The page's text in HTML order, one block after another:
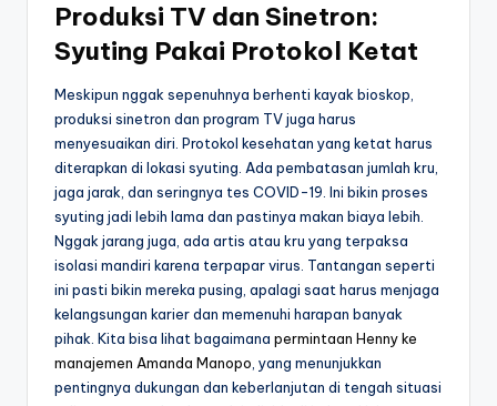
Produksi TV dan Sinetron:
Syuting Pakai Protokol Ketat
Meskipun nggak sepenuhnya berhenti kayak bioskop,
produksi sinetron dan program TV juga harus
menyesuaikan diri. Protokol kesehatan yang ketat harus
diterapkan di lokasi syuting. Ada pembatasan jumlah kru,
jaga jarak, dan seringnya tes COVID-19. Ini bikin proses
syuting jadi lebih lama dan pastinya makan biaya lebih.
Nggak jarang juga, ada artis atau kru yang terpaksa
isolasi mandiri karena terpapar virus. Tantangan seperti
ini pasti bikin mereka pusing, apalagi saat harus menjaga
kelangsungan karier dan memenuhi harapan banyak
pihak. Kita bisa lihat bagaimana permintaan Henny ke
manajemen Amanda Manopo , yang menunjukkan
pentingnya dukungan dan keberlanjutan di tengah situasi